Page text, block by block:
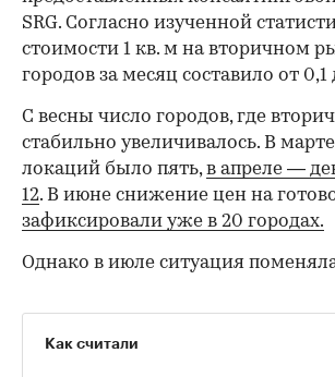
SRG. Согласно изученной
стоимости 1 кв. м на вторичном
городов за месяц составило от 0,1
С весны число городов, где
стабильно увеличивалось. В
локаций было пять,в апреле —
12. В июне снижение цен на
зафиксировали уже в 20 городах.
Однако в июле ситуация
Как считали